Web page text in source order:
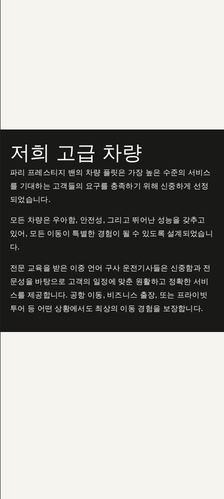
저희 고급 차량
파리 프레스티지 밴의 차량 플릿은 가장 높은 수준의 서비스
를 기대하는 고객들의 요구를 충족하기 위해 신중하게 선정
되었습니다.
모든 차량은 우아함, 안전성, 그리고 뛰어난 성능을 갖추고
있어, 모든 이동이 특별한 경험이 될 수 있도록 설계되었습니
다.
전문 교육을 받은 이중 언어 구사 운전기사들은 신중함과 전
문성을 바탕으로 고객의 일정에 맞춘 원활하고 정확한 서비
스를 제공합니다. 공항 이동, 비즈니스 출장, 또는 프라이빗
투어 등 어떤 상황에서도 최상의 이동 경험을 보장합니다.